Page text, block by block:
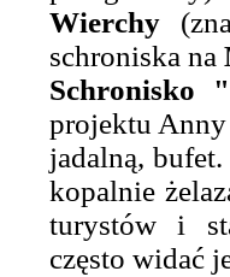
Wierchy
schroniska na
Schronisko
projektu Anny
jadalną,
kopalnie
turystów i
często widać